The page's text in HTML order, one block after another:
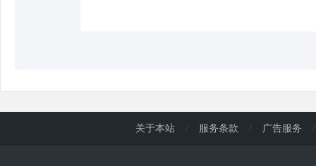
关于本站 / 服务条款 / 广告服务 /